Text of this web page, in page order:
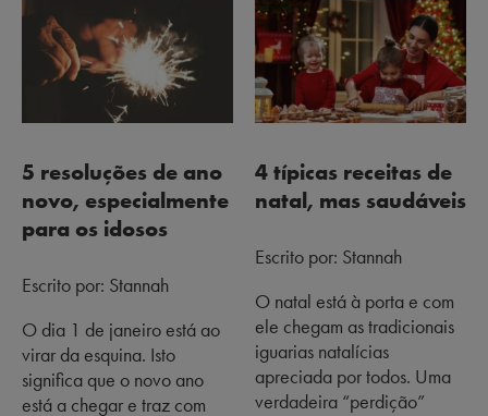
5 resoluções de ano
novo, especialmente
para os idosos
Escrito por: Stannah
O dia 1 de janeiro está ao
virar da esquina. Isto
significa que o novo ano
está a chegar e traz com
4 típicas receitas de
natal, mas saudáveis
Escrito por: Stannah
O natal está à porta e com
ele chegam as tradicionais
iguarias natalícias
apreciada por todos. Uma
verdadeira “perdição”